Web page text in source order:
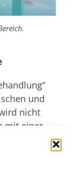
und
nicht
mit einer
Das
wie